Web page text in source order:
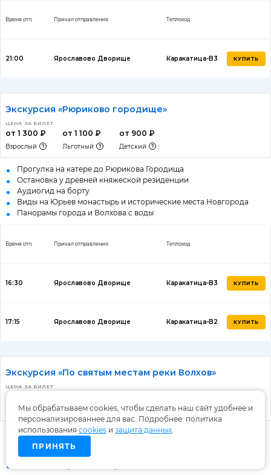
Время отп. Причал отправления Теплоход
21:00 Ярославово Дворище Каракатица-B3 КУПИТЬ
Экскурсия «Рюриково городище»
ЦЕНА ЗА БИЛЕТ
от 1 300 ₽
Взрослый
от 1 100 ₽
Льготный
от 900 ₽
Детский
Прогулка на катере до Рюрикова Городища
Остановка у древней княжеской резиденции
Аудиогид на борту
Виды на Юрьев монастырь и исторические места Новгорода
Панорамы города и Волхова с воды
Время отп. Причал отправления Теплоход
16:30 Ярославово Дворище Каракатица-B3 КУПИТЬ
17:15 Ярославово Дворище Каракатица-B2 КУПИТЬ
Экскурсия «По святым местам реки Волхов»
ЦЕНА ЗА БИЛЕТ
от 1 300 ₽
Взрослый Льготный Детский
Прогулка на катере по реке Волхов
На борту аудиогид
8 древних храмов и монастырских ансамблей по маршруту
Мы обрабатываем cookies, чтобы сделать наш сайт удобнее и
персонализированнее для вас. Подробнее: политика
использования cookies и защита данных.
ПРИНЯТЬ